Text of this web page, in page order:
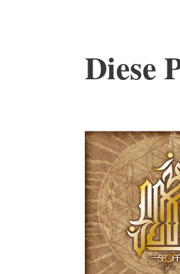
Diese